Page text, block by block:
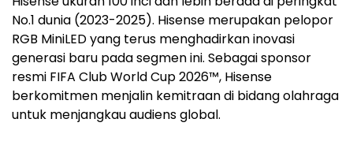
No.1 dunia (2023-2025). Hisense merupakan pelopor
RGB MiniLED yang terus menghadirkan inovasi
generasi baru pada segmen ini. Sebagai sponsor
resmi FIFA Club World Cup 2026™, Hisense
berkomitmen menjalin kemitraan di bidang olahraga
untuk menjangkau audiens global.